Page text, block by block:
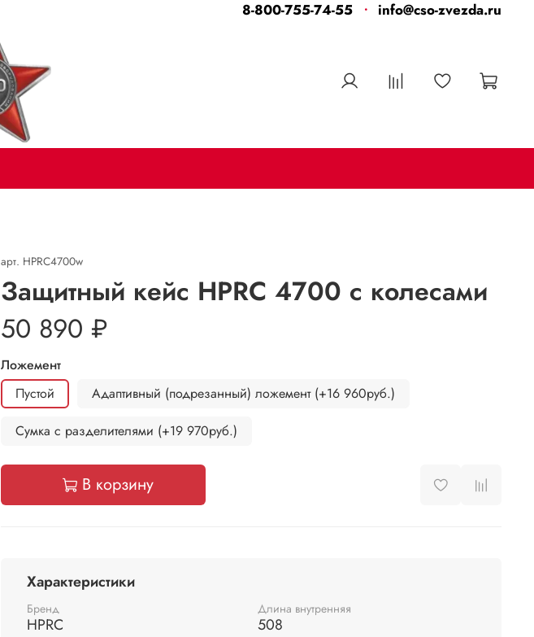
8-800-755-74-55 info@cso-zvezda.ru
арт. HPRC4700w
Защитный кейс HPRC 4700 с колесами
50 890 ₽
Ложемент
Пустой
Адаптивный (подрезанный) ложемент (+16 960руб.)
Сумка с разделителями (+19 970руб.)
В корзину
Характеристики
Бренд
HPRC
Длина внутренняя
508